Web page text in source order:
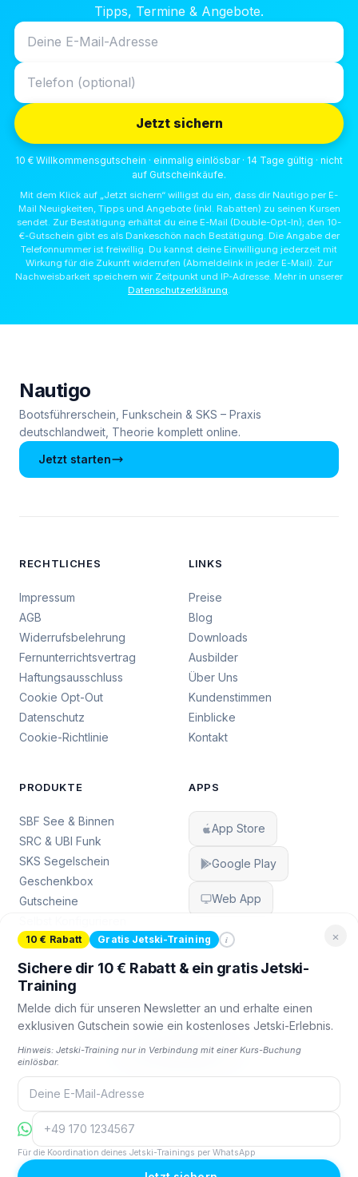
Tipps, Termine & Angebote.
Jetzt sichern
10 € Willkommensgutschein · einmalig einlösbar · 14 Tage gültig · nicht
auf Gutscheinkäufe.
Mit dem Klick auf „Jetzt sichern“ willigst du ein, dass dir Nautigo per E-
Mail Neuigkeiten, Tipps und Angebote (inkl. Rabatten) zu seinen Kursen
sendet. Zur Bestätigung erhältst du eine E-Mail (Double-Opt-In); den 10-
€-Gutschein gibt es als Dankeschön nach Bestätigung. Die Angabe der
Telefonnummer ist freiwillig. Du kannst deine Einwilligung jederzeit mit
Wirkung für die Zukunft widerrufen (Abmeldelink in jeder E-Mail). Zur
Nachweisbarkeit speichern wir Zeitpunkt und IP-Adresse. Mehr in unserer
Datenschutzerklärung.
Nautigo
Bootsführerschein, Funkschein & SKS – Praxis
deutschlandweit, Theorie komplett online.
Jetzt starten
RECHTLICHES
Impressum
AGB
Widerrufsbelehrung
Fernunterrichtsvertrag
Haftungsausschluss
Cookie Opt-Out
Datenschutz
Cookie-Richtlinie
LINKS
Preise
Blog
Downloads
Ausbilder
Über Uns
Kundenstimmen
Einblicke
Kontakt
PRODUKTE
SBF See & Binnen
SRC & UBI Funk
SKS Segelschein
Geschenkbox
Gutscheine
APPS
App Store
Google Play
Web App
FOLGE UNS
© 2026 Nautigo. Alle Rechte vorbehalten.
Made with
in Germany
×
10 € Rabatt Gratis Jetski-Training i
Sichere dir 10 € Rabatt & ein gratis Jetski-
Training
Melde dich für unseren Newsletter an und erhalte einen
exklusiven Gutschein sowie ein kostenloses Jetski-Erlebnis.
Hinweis: Jetski-Training nur in Verbindung mit einer Kurs-Buchung
einlösbar.
Für die Koordination deines Jetski-Trainings per WhatsApp